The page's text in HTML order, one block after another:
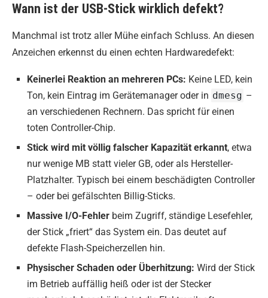
Wann ist der USB-Stick wirklich defekt?
Manchmal ist trotz aller Mühe einfach Schluss. An diesen
Anzeichen erkennst du einen echten Hardwaredefekt:
Keinerlei Reaktion an mehreren PCs: Keine LED, kein
Ton, kein Eintrag im Gerätemanager oder in dmesg –
an verschiedenen Rechnern. Das spricht für einen
toten Controller-Chip.
Stick wird mit völlig falscher Kapazität erkannt, etwa
nur wenige MB statt vieler GB, oder als Hersteller-
Platzhalter. Typisch bei einem beschädigten Controller
– oder bei gefälschten Billig-Sticks.
Massive I/O-Fehler beim Zugriff, ständige Lesefehler,
der Stick „friert“ das System ein. Das deutet auf
defekte Flash-Speicherzellen hin.
Physischer Schaden oder Überhitzung: Wird der Stick
im Betrieb auffällig heiß oder ist der Stecker